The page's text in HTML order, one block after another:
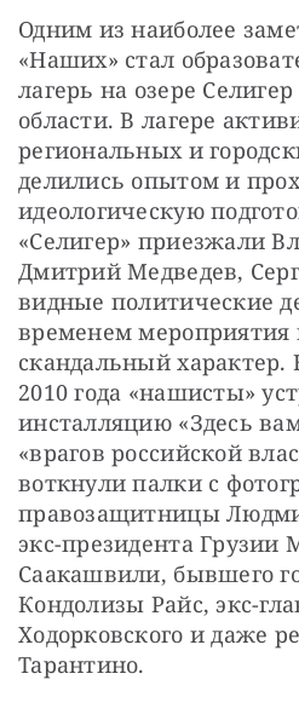
Одним из наиболее
«Наших» стал
лагерь на озере
области. В лагере
региональных и
делились опытом и
идеологическую
«Селигер» приезжали
Дмитрий Медведев,
видные политические
временем мероприятия
скандальный характер.
2010 года «нашисты»
инсталляцию «Здесь
«врагов российской
воткнули палки с
правозащитницы
экс-президента Грузии
Саакашвили, бывшего
Кондолизы Райс, экс-
Ходорковского и даже
Тарантино.